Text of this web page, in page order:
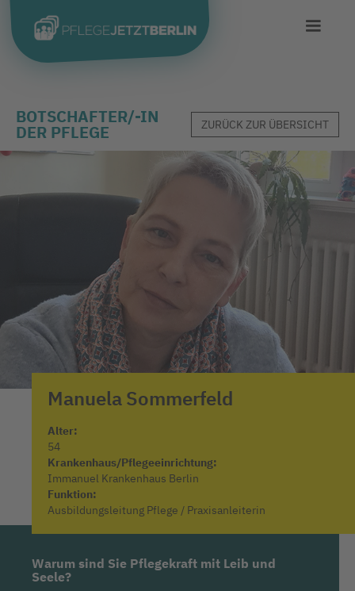
BOTSCHAFTER/-IN
DER PFLEGE ZURÜCK ZUR ÜBERSICHT
ManuelaSommerfeld
Alter:
54
Krankenhaus/Pflegeeinrichtung:
Immanuel Krankenhaus Berlin
Funktion:
Ausbildungsleitung Pflege / Praxisanleiterin
Warum sind Sie Pflegekraft mit Leib und
Seele?